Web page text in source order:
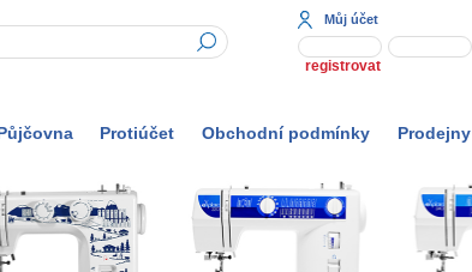
Můj účet
registrovat
Protiúčet Obchodní podmínky Prodejny